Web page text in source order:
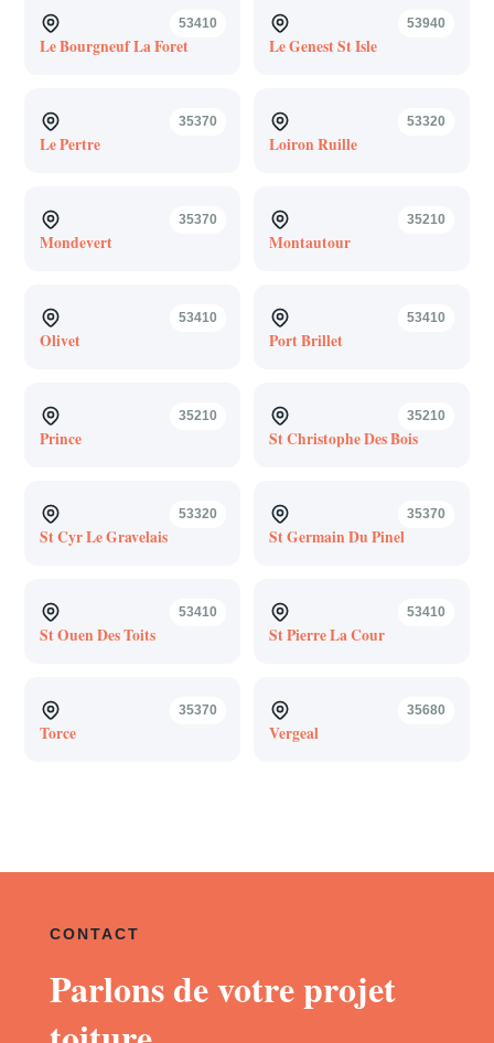
53410
Le Bourgneuf La Foret
53940
Le Genest St Isle
35370
Le Pertre
53320
Loiron Ruille
35370
Mondevert
35210
Montautour
53410
Olivet
53410
Port Brillet
35210
Prince
35210
St Christophe Des Bois
53320
St Cyr Le Gravelais
35370
St Germain Du Pinel
53410
St Ouen Des Toits
53410
St Pierre La Cour
35370
Torce
35680
Vergeal
CONTACT
Parlons de votre projet